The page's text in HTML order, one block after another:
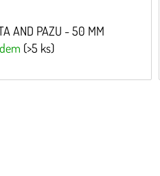
AND PAZU - 50 MM
(>5 ks)